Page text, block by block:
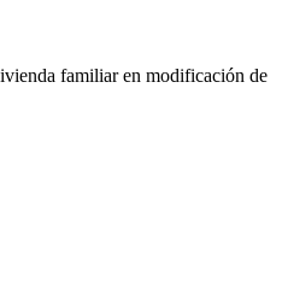
familiar en modificación de